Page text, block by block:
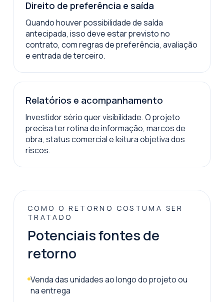
Direito de preferência e saída
Quando houver possibilidade de saída
antecipada, isso deve estar previsto no
contrato, com regras de preferência, avaliação
e entrada de terceiro.
Relatórios e acompanhamento
Investidor sério quer visibilidade. O projeto
precisa ter rotina de informação, marcos de
obra, status comercial e leitura objetiva dos
riscos.
COMO O RETORNO COSTUMA SER
TRATADO
Potenciais fontes de
retorno
Venda das unidades ao longo do projeto ou
na entrega